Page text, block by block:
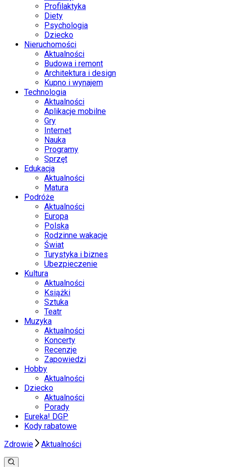
Profilaktyka
Diety
Psychologia
Dziecko
Nieruchomości
Aktualności
Budowa i remont
Architektura i design
Kupno i wynajem
Technologia
Aktualności
Aplikacje mobilne
Gry
Internet
Nauka
Programy
Sprzęt
Edukacja
Aktualności
Matura
Podróże
Aktualności
Europa
Polska
Rodzinne wakacje
Świat
Turystyka i biznes
Ubezpieczenie
Kultura
Aktualności
Książki
Sztuka
Teatr
Muzyka
Aktualności
Koncerty
Recenzje
Zapowiedzi
Hobby
Aktualności
Dziecko
Aktualności
Porady
Eureka! DGP
Kody rabatowe
Zdrowie
Aktualności